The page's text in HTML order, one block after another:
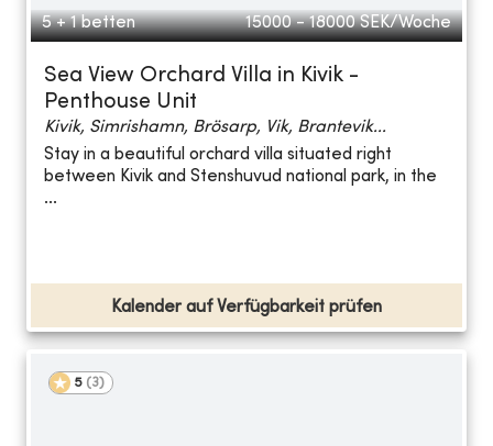
5 + 1 betten 15000 - 18000 SEK/Woche
Sea View Orchard Villa in Kivik -
Penthouse Unit
Kivik, Simrishamn, Brösarp, Vik, Brantevik...
Stay in a beautiful orchard villa situated right
between Kivik and Stenshuvud national park, in the
...
Kalender auf Verfügbarkeit prüfen
5 (3)